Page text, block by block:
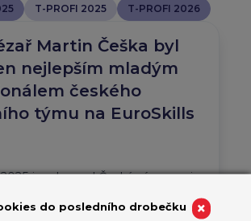
T-PROFI 2025 T-PROFI 2026
Martin Češka byl
nejlepším mladým
českého
týmu na EuroSkills
je u konce! Česká výprava si
×
do posledního drobečku